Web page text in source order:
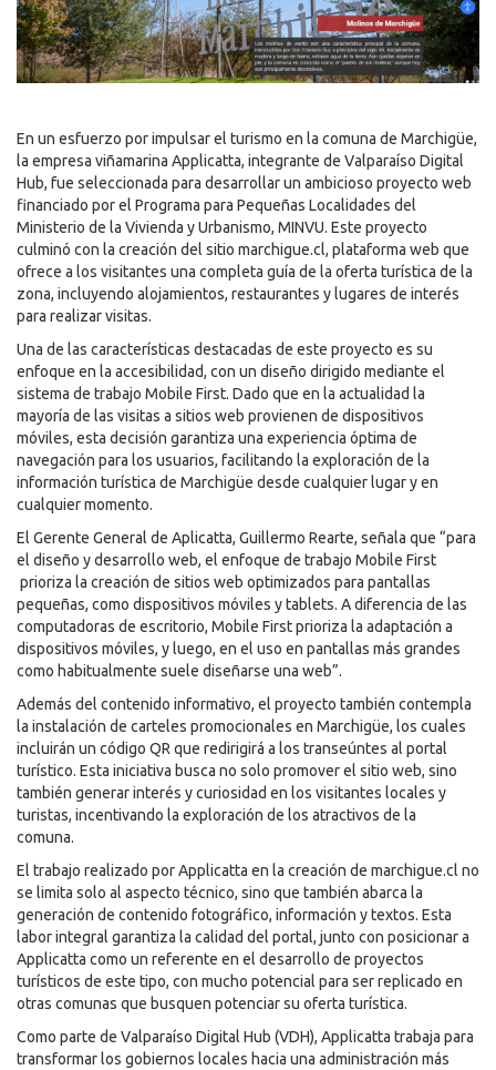
En un esfuerzo por impulsar el turismo en la comuna de Marchigüe,
la empresa viñamarina Applicatta, integrante de Valparaíso Digital
Hub, fue seleccionada para desarrollar un ambicioso proyecto web
financiado por el Programa para Pequeñas Localidades del
Ministerio de la Vivienda y Urbanismo, MINVU. Este proyecto
culminó con la creación del sitio marchigue.cl, plataforma web que
ofrece a los visitantes una completa guía de la oferta turística de la
zona, incluyendo alojamientos, restaurantes y lugares de interés
para realizar visitas.
Una de las características destacadas de este proyecto es su
enfoque en la accesibilidad, con un diseño dirigido mediante el
sistema de trabajo Mobile First. Dado que en la actualidad la
mayoría de las visitas a sitios web provienen de dispositivos
móviles, esta decisión garantiza una experiencia óptima de
navegación para los usuarios, facilitando la exploración de la
información turística de Marchigüe desde cualquier lugar y en
cualquier momento.
El Gerente General de Aplicatta, Guillermo Rearte, señala que “para
el diseño y desarrollo web, el enfoque de trabajo Mobile First
prioriza la creación de sitios web optimizados para pantallas
pequeñas, como dispositivos móviles y tablets. A diferencia de las
computadoras de escritorio, Mobile First prioriza la adaptación a
dispositivos móviles, y luego, en el uso en pantallas más grandes
como habitualmente suele diseñarse una web”.
Además del contenido informativo, el proyecto también contempla
la instalación de carteles promocionales en Marchigüe, los cuales
incluirán un código QR que redirigirá a los transeúntes al portal
turístico. Esta iniciativa busca no solo promover el sitio web, sino
también generar interés y curiosidad en los visitantes locales y
turistas, incentivando la exploración de los atractivos de la
comuna.
El trabajo realizado por Applicatta en la creación de marchigue.cl no
se limita solo al aspecto técnico, sino que también abarca la
generación de contenido fotográfico, información y textos. Esta
labor integral garantiza la calidad del portal, junto con posicionar a
Applicatta como un referente en el desarrollo de proyectos
turísticos de este tipo, con mucho potencial para ser replicado en
otras comunas que busquen potenciar su oferta turística.
Como parte de Valparaíso Digital Hub (VDH), Applicatta trabaja para
transformar los gobiernos locales hacia una administración más